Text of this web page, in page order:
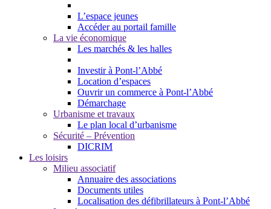
L’espace jeunes
Accéder au portail famille
La vie économique
Les marchés & les halles
Investir à Pont-l’Abbé
Location d’espaces
Ouvrir un commerce à Pont-l’Abbé
Démarchage
Urbanisme et travaux
Le plan local d’urbanisme
Sécurité – Prévention
DICRIM
Les loisirs
Milieu associatif
Annuaire des associations
Documents utiles
Localisation des défibrillateurs à Pont-l’Abbé